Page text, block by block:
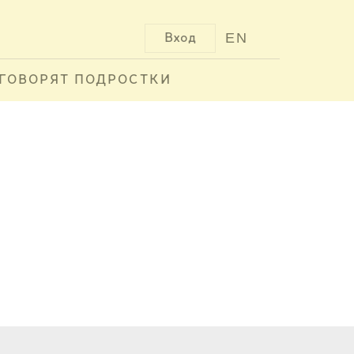
EN
Вход
ГОВОРЯТ ПОДРОСТКИ